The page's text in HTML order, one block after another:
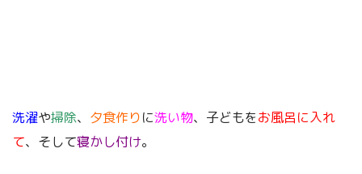
洗濯や掃除、 夕食作りに洗い物、子どもをお風呂に入れ
て、そして寝かし付け。